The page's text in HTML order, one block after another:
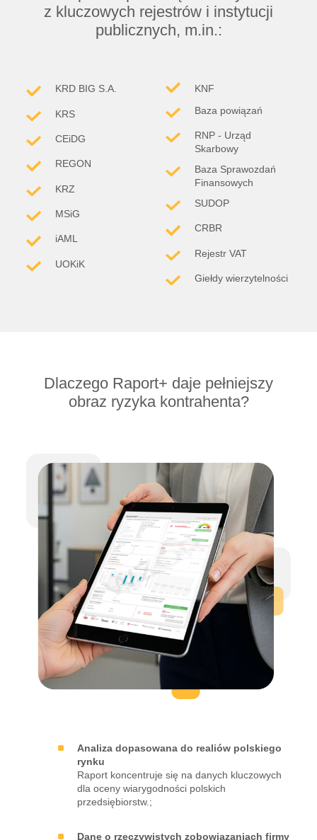
z kluczowych rejestrów i instytucji
publicznych, m.in.:
KRD BIG S.A.
KRS
CEiDG
REGON
KRZ
MSiG
iAML
UOKiK
KNF
Baza powiązań
RNP - Urząd
Skarbowy
Baza Sprawozdań
Finansowych
SUDOP
CRBR
Rejestr VAT
Giełdy wierzytelności
Dlaczego Raport+ daje pełniejszy
obraz ryzyka kontrahenta?
Analiza dopasowana do realiów polskiego
rynku
Raport koncentruje się na danych kluczowych
dla oceny wiarygodności polskich
przedsiębiorstw.;
Dane o rzeczywistych zobowiązaniach firmy